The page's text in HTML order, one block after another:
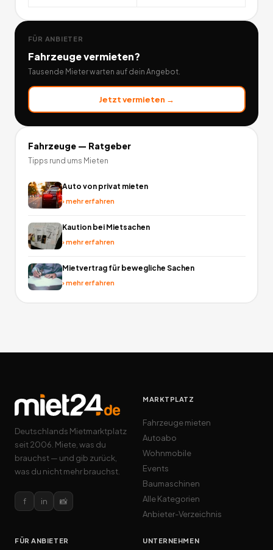
FÜR ANBIETER
Fahrzeugevermieten?
Tausende Mieter warten auf dein Angebot.
Jetzt vermieten →
Fahrzeuge— Ratgeber
Tipps rund ums Mieten
Auto von privat mieten
›mehr erfahren
Kaution bei Mietsachen
›mehr erfahren
Mietvertrag für bewegliche Sachen
›mehr erfahren
Deutschlands Mietmarktplatz
seit 2006. Miete, was du
brauchst — und gib zurück,
was du nicht mehr brauchst.
f in 📸
MARKTPLATZ
Fahrzeuge mieten
Autoabo
Wohnmobile
Events
Baumaschinen
Alle Kategorien
Anbieter-Verzeichnis
FÜR ANBIETER UNTERNEHMEN